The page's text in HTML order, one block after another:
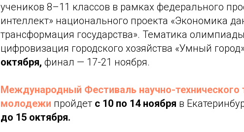
учеников 8–11 классов в рамках федерального
интеллект» национального проекта «Экономика
трансформация государства». Тематика
цифровизация городского хозяйства «Умный
октября, финал — 17-21 ноября.
Международный Фестиваль научно-технического
молодежи пройдет с 10 по 14 ноября в
до 15 октября.